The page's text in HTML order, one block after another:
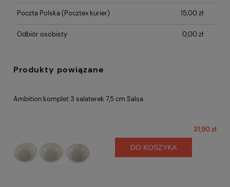
Poczta Polska(Pocztex kurier) 15,00 zł
Odbiór osobisty 0,00 zł
Produkty powiązane
Ambition komplet 3 salaterek 7,5 cm Salsa
31,90 zł
DO KOSZYKA